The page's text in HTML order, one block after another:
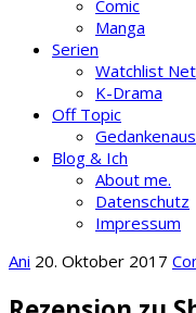
Comic
Manga
Serien
Watchlist
K-Drama
Off Topic
Blog & Ich
About me.
Datenschutz
Impressum
Ani 20. Oktober 2017